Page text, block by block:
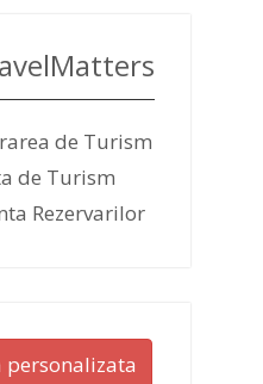
de Turism
de Turism
Rezervarilor
personalizata